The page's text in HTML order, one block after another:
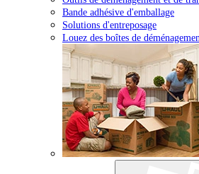
Bande adhésive d'emballage
Solutions d'entreposage
Louez des boîtes de